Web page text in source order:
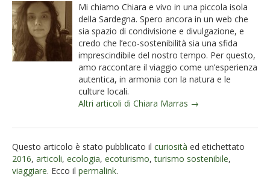
Mi chiamo Chiara e vivo in una piccola isola
della Sardegna. Spero ancora in un web che
sia spazio di condivisione e divulgazione, e
credo che l’eco-sostenibilità sia una sfida
imprescindibile del nostro tempo. Per questo,
amo raccontare il viaggio come un’esperienza
autentica, in armonia con la natura e le
culture locali.
Altri articoli di Chiara Marras →
Questo articolo è stato pubblicato il curiosità ed etichettato
2016, articoli, ecologia, ecoturismo,turismo sostenibile,
viaggiare. Ecco il permalink.